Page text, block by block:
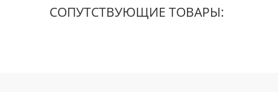
СОПУТСТВУЮЩИЕ ТОВАРЫ: